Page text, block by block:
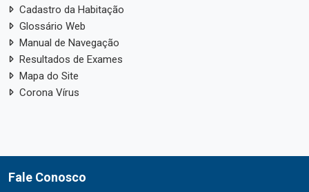
Cadastro da Habitação
Glossário Web
Manual de Navegação
Resultados de Exames
Mapa do Site
Corona Vírus
Fale Conosco